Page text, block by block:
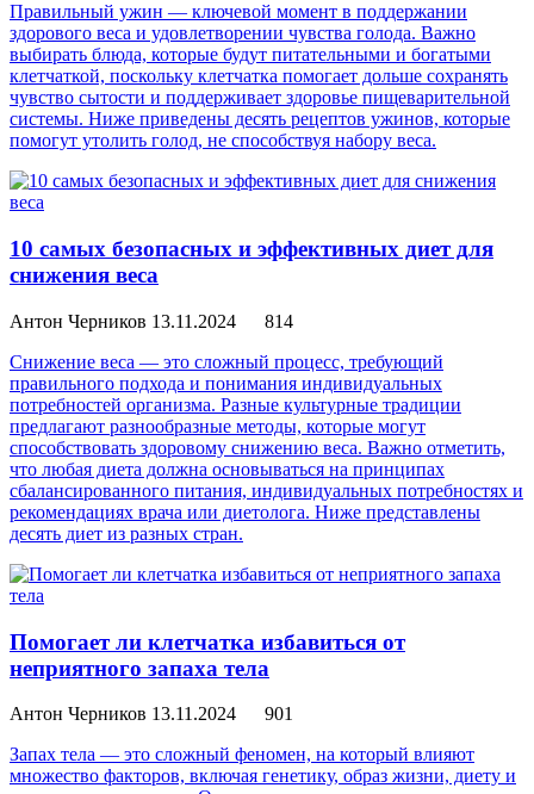
Правильный ужин — ключевой момент в поддержании
здорового веса и удовлетворении чувства голода. Важно
выбирать блюда, которые будут питательными и богатыми
клетчаткой, поскольку клетчатка помогает дольше сохранять
чувство сытости и поддерживает здоровье пищеварительной
системы. Ниже приведены десять рецептов ужинов, которые
помогут утолить голод, не способствуя набору веса.
10 самых безопасных и эффективных диет для
снижения веса
Антон Черников 13.11.2024
814
Снижение веса — это сложный процесс, требующий
правильного подхода и понимания индивидуальных
потребностей организма. Разные культурные традиции
предлагают разнообразные методы, которые могут
способствовать здоровому снижению веса. Важно отметить,
что любая диета должна основываться на принципах
сбалансированного питания, индивидуальных потребностях и
рекомендациях врача или диетолога. Ниже представлены
десять диет из разных стран.
Помогает ли клетчатка избавиться от
неприятного запаха тела
Антон Черников 13.11.2024
901
Запах тела — это сложный феномен, на который влияют
множество факторов, включая генетику, образ жизни, диету и